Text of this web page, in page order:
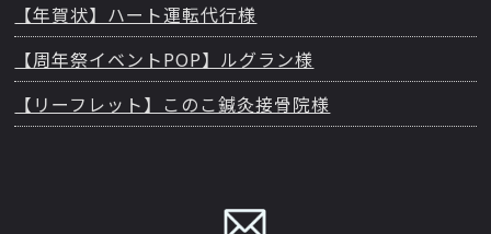
【年賀状】ハート運転代行様
【周年祭イベントPOP】ルグラン様
【リーフレット】このこ鍼灸接骨院様